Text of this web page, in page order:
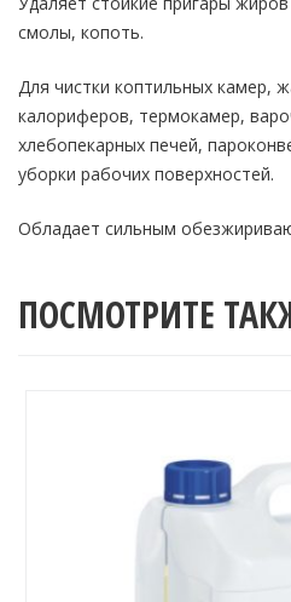
смолы, копоть.
Для чистки коптильных камер,
калориферов, термокамер,
хлебопекарных печей,
уборки рабочих поверхностей.
Обладает сильным
ПОСМОТРИТЕ